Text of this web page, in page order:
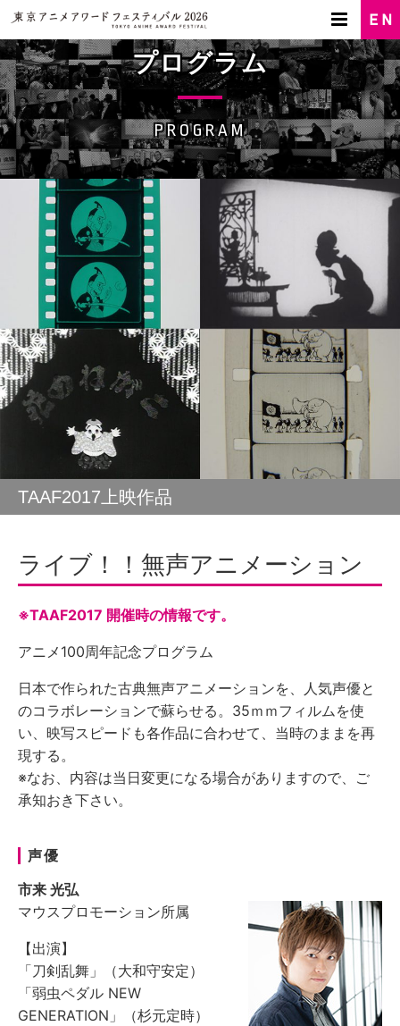
プログラム
PROGRAM
TAAF2017上映作品
ライブ！！無声アニメーション
※TAAF2017 開催時の情報です。
アニメ100周年記念プログラム
日本で作られた古典無声アニメーションを、人気声優と
のコラボレーションで蘇らせる。35ｍｍフィルムを使
い、映写スピードも各作品に合わせて、当時のままを再
現する。
※なお、内容は当日変更になる場合がありますので、ご
承知おき下さい。
声優
市来 光弘
マウスプロモーション所属
【出演】
「刀剣乱舞」（大和守安定）
「弱虫ペダル NEW
GENERATION」（杉元定時）